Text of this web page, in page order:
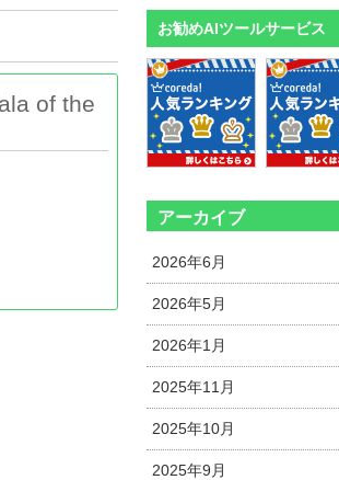
of the
お勧めAIツールサービス
アーカイブ
2026年6月
2026年5月
2026年1月
2025年11月
2025年10月
2025年9月